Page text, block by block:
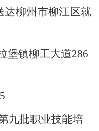
达柳州市柳江区就
堡镇柳工大道286
九批职业技能培